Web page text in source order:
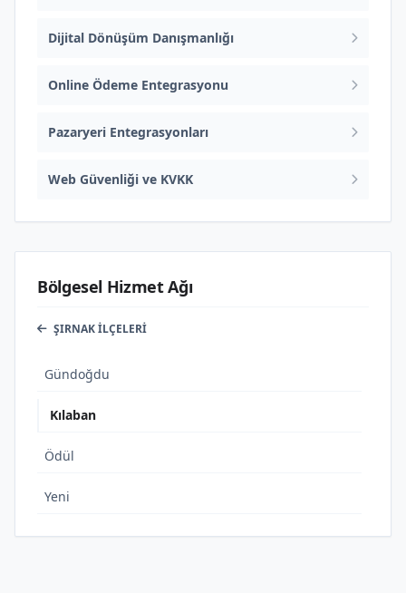
Dijital Dönüşüm Danışmanlığı
Online Ödeme Entegrasyonu
Pazaryeri Entegrasyonları
Web Güvenliği ve KVKK
Bölgesel Hizmet Ağı
ŞIRNAK İLÇELERI
Gündoğdu
Kılaban
Ödül
Yeni